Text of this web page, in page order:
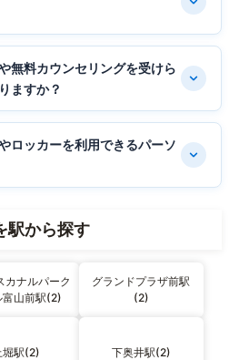
無料カウンセリングを受けら
ますか？
ロッカーを利用できるパーソ
駅から探す
カナルパーク
富山前駅(2)
グランドプラザ前駅
(2)
堀駅(2) 下奥井駅(2)